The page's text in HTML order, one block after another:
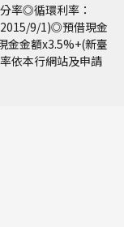
率◎循環利率：
9/1)◎預借現金
金金額x3.5%+(新臺
依本行網站及申請